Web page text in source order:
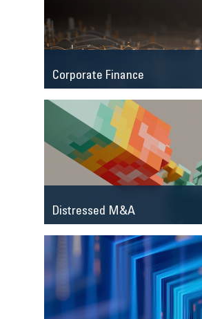
Corporate Finance
Distressed M&A